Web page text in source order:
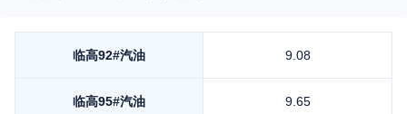
临高92#汽油 9.08
临高95#汽油 9.65